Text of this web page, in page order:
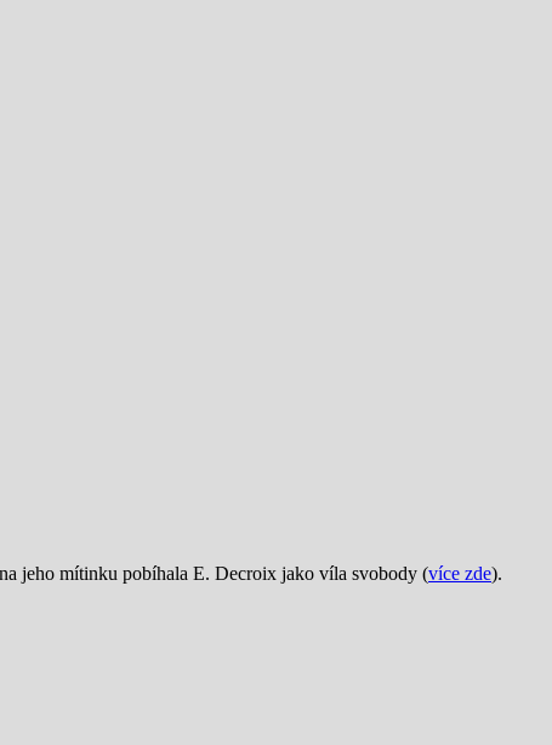
jeho mítinku pobíhala E. Decroix jako víla svobody (více zde).